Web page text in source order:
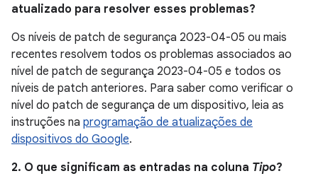
atualizado para resolver esses problemas?
Os níveis de patch de segurança 2023-04-05 ou mais
recentes resolvem todos os problemas associados ao
nível de patch de segurança 2023-04-05 e todos os
níveis de patch anteriores. Para saber como verificar o
nível do patch de segurança de um dispositivo, leia as
instruções na programação de atualizações de
dispositivos do Google.
2. O que significam as entradas na coluna Tipo?